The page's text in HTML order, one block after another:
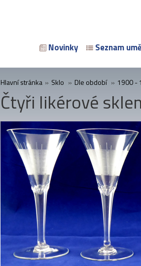
Novinky Seznam
Hlavní stránka » Sklo » Dle období » 1900 -
Čtyři likérové